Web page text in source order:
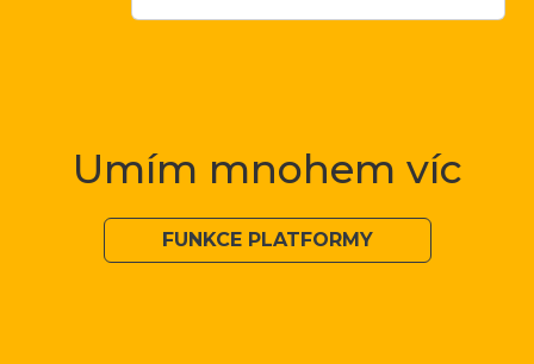
Umím mnohem víc
FUNKCE PLATFORMY